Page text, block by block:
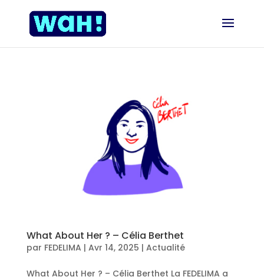
What About Her ? – Célia Berthet
par FEDELIMA | Avr 14, 2025 | Actualité
What About Her ? – Célia Berthet La FEDELIMA a